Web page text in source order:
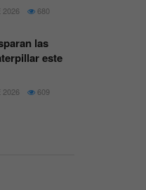
680
las
este
609